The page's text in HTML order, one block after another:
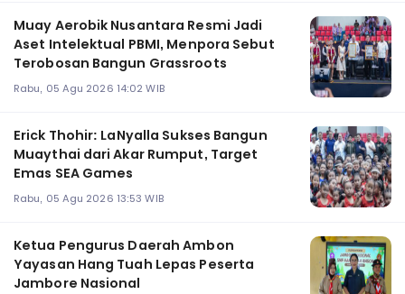
Muay Aerobik Nusantara Resmi Jadi
Aset Intelektual PBMI, Menpora Sebut
Terobosan Bangun Grassroots
Rabu, 05 Agu 2026 14:02 WIB
Erick Thohir: LaNyalla Sukses Bangun
Muaythai dari Akar Rumput, Target
Emas SEA Games
Rabu, 05 Agu 2026 13:53 WIB
Ketua Pengurus Daerah Ambon
Yayasan Hang Tuah Lepas Peserta
Jambore Nasional